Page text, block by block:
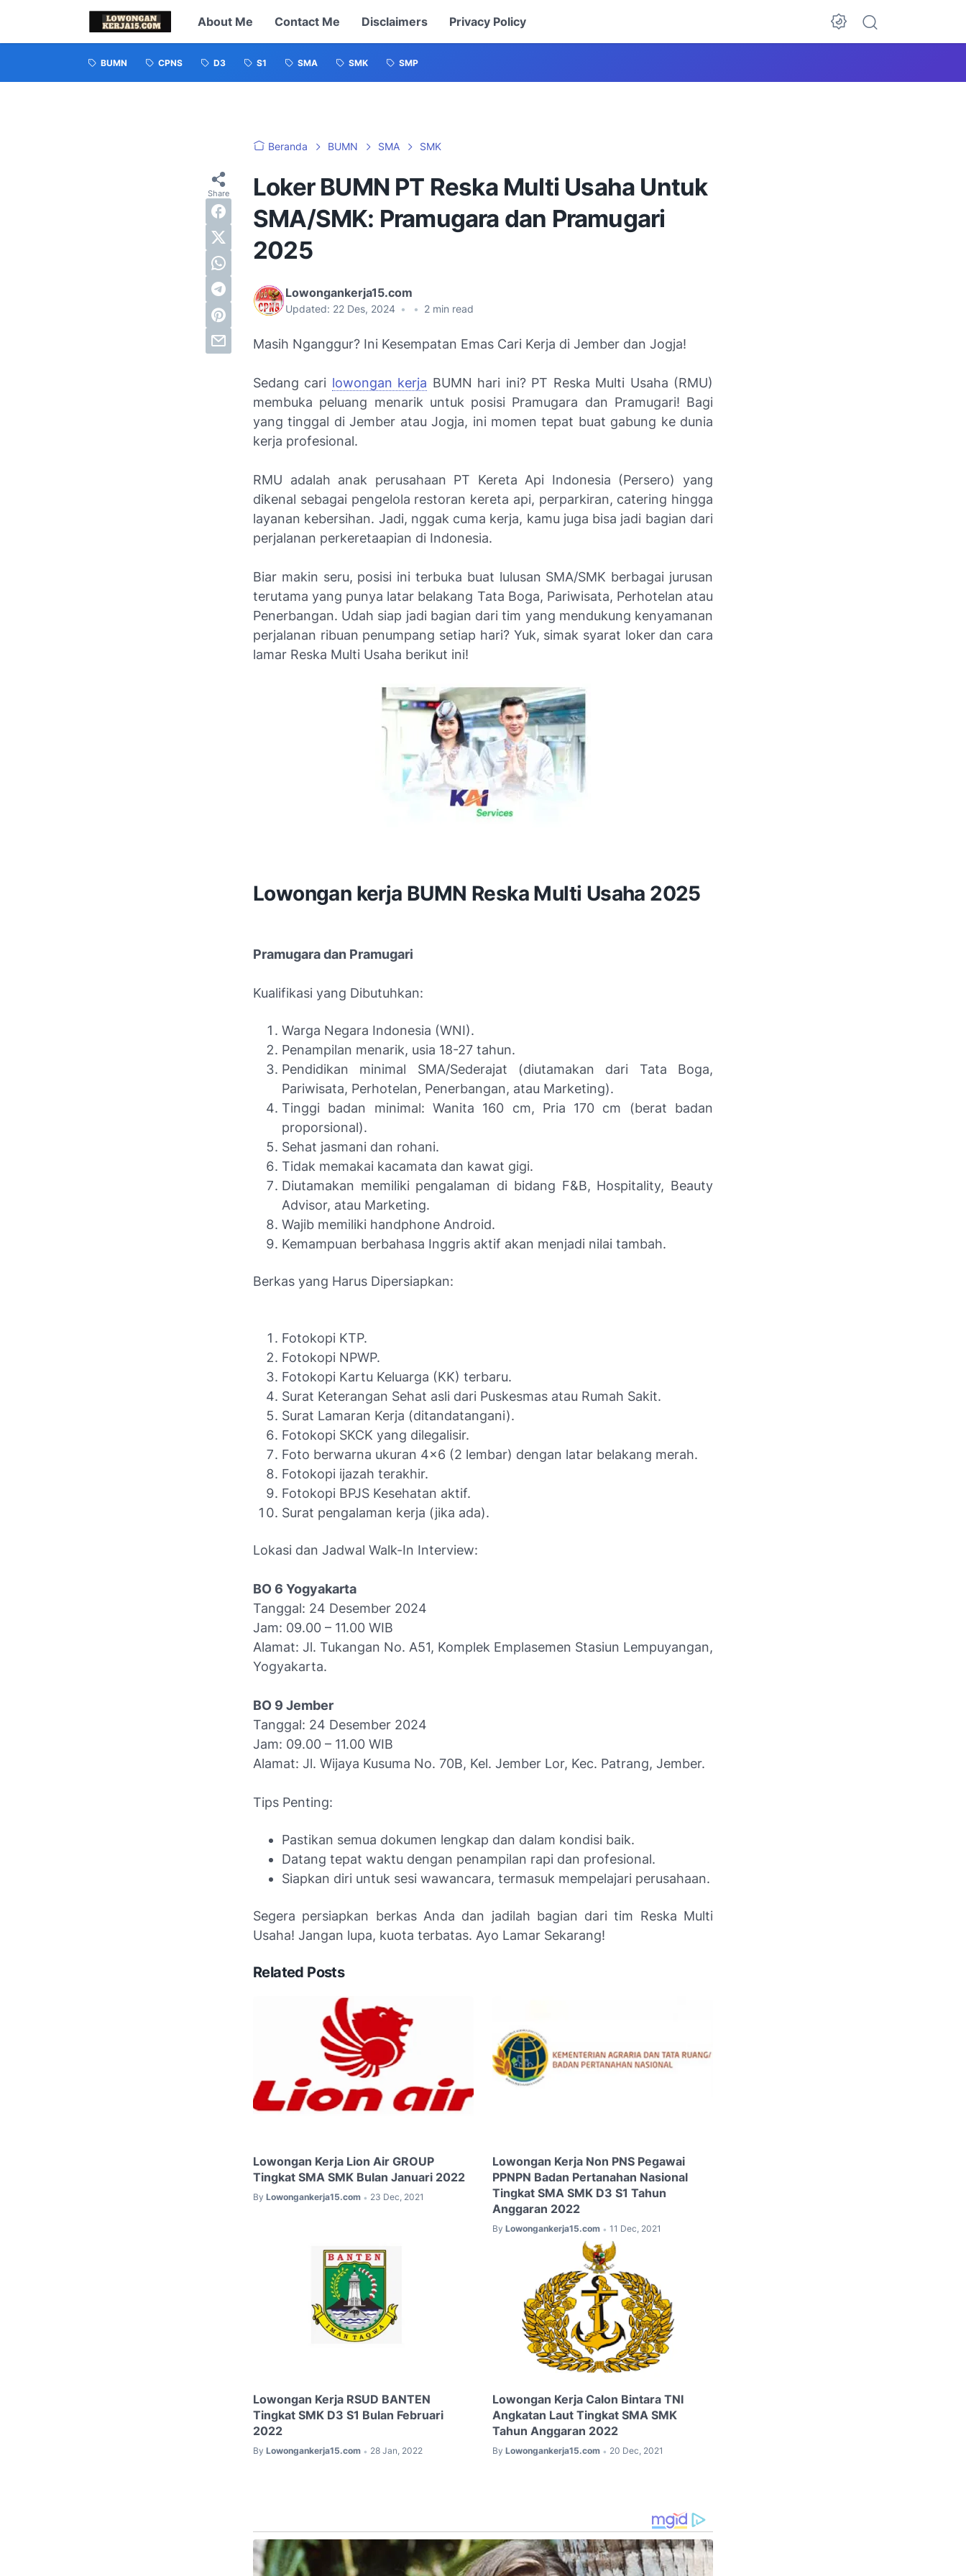
About Me Contact Me Disclaimers Privacy Policy
BUMN CPNS D3 S1 SMA SMK SMP
Beranda BUMN SMA SMK
Loker BUMN PT Reska Multi Usaha Untuk
SMA/SMK: Pramugara dan Pramugari
2025
Lowongankerja15.com
Updated: 22 Des, 2024 • • 2 min read
Masih Nganggur? Ini Kesempatan Emas Cari Kerja di Jember dan Jogja!
Sedang cari lowongan kerja BUMN hari ini? PT Reska Multi Usaha (RMU)
membuka peluang menarik untuk posisi Pramugara dan Pramugari! Bagi
yang tinggal di Jember atau Jogja, ini momen tepat buat gabung ke dunia
kerja profesional.
RMU adalah anak perusahaan PT Kereta Api Indonesia (Persero) yang
dikenal sebagai pengelola restoran kereta api, perparkiran, catering hingga
layanan kebersihan. Jadi, nggak cuma kerja, kamu juga bisa jadi bagian dari
perjalanan perkeretaapian di Indonesia.
Biar makin seru, posisi ini terbuka buat lulusan SMA/SMK berbagai jurusan
terutama yang punya latar belakang Tata Boga, Pariwisata, Perhotelan atau
Penerbangan. Udah siap jadi bagian dari tim yang mendukung kenyamanan
perjalanan ribuan penumpang setiap hari? Yuk, simak syarat loker dan cara
lamar Reska Multi Usaha berikut ini!
Lowongan kerja BUMN Reska Multi Usaha 2025
Pramugara dan Pramugari
Kualifikasi yang Dibutuhkan:
Warga Negara Indonesia (WNI).
Penampilan menarik, usia 18-27 tahun.
Pendidikan minimal SMA/Sederajat (diutamakan dari Tata Boga,
Pariwisata, Perhotelan, Penerbangan, atau Marketing).
Tinggi badan minimal: Wanita 160 cm, Pria 170 cm (berat badan
proporsional).
Sehat jasmani dan rohani.
Tidak memakai kacamata dan kawat gigi.
Diutamakan memiliki pengalaman di bidang F&B, Hospitality, Beauty
Advisor, atau Marketing.
Wajib memiliki handphone Android.
Kemampuan berbahasa Inggris aktif akan menjadi nilai tambah.
Berkas yang Harus Dipersiapkan:
Fotokopi KTP.
Fotokopi NPWP.
Fotokopi Kartu Keluarga (KK) terbaru.
Surat Keterangan Sehat asli dari Puskesmas atau Rumah Sakit.
Surat Lamaran Kerja (ditandatangani).
Fotokopi SKCK yang dilegalisir.
Foto berwarna ukuran 4x6 (2 lembar) dengan latar belakang merah.
Fotokopi ijazah terakhir.
Fotokopi BPJS Kesehatan aktif.
Surat pengalaman kerja (jika ada).
Lokasi dan Jadwal Walk-In Interview:
BO 6 Yogyakarta
Tanggal: 24 Desember 2024
Jam: 09.00 – 11.00 WIB
Alamat: Jl. Tukangan No. A51, Komplek Emplasemen Stasiun Lempuyangan,
Yogyakarta.
BO 9 Jember
Tanggal: 24 Desember 2024
Jam: 09.00 – 11.00 WIB
Alamat: Jl. Wijaya Kusuma No. 70B, Kel. Jember Lor, Kec. Patrang, Jember.
Tips Penting:
Pastikan semua dokumen lengkap dan dalam kondisi baik.
Datang tepat waktu dengan penampilan rapi dan profesional.
Siapkan diri untuk sesi wawancara, termasuk mempelajari perusahaan.
Segera persiapkan berkas Anda dan jadilah bagian dari tim Reska Multi
Usaha! Jangan lupa, kuota terbatas. Ayo Lamar Sekarang!
Related Posts
Lowongan Kerja Lion Air GROUP
Tingkat SMA SMK Bulan Januari 2022
By Lowongankerja15.com • 23 Dec, 2021
Lowongan Kerja Non PNS Pegawai
PPNPN Badan Pertanahan Nasional
Tingkat SMA SMK D3 S1 Tahun
Anggaran 2022
By Lowongankerja15.com • 11 Dec, 2021
Lowongan Kerja RSUD BANTEN
Tingkat SMK D3 S1 Bulan Februari
2022
By Lowongankerja15.com • 28 Jan, 2022
Lowongan Kerja Calon Bintara TNI
Angkatan Laut Tingkat SMA SMK
Tahun Anggaran 2022
By Lowongankerja15.com • 20 Dec, 2021